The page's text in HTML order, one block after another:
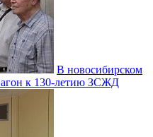
В новосибирском
к 130-летию ЗСЖД